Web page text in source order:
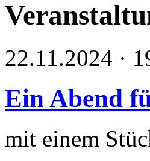
22.11.2024 ·
Ein Abend
mit einem